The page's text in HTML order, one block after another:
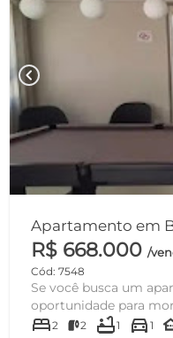
chevron_left
Apartamento em
R$ 668.000 /
Cód: 7548
Se você busca um apartamento à venda em Bela Vista, Osasco , esta é uma excelente
oportunidade para
bed2 2 bathtub1 directions_car 1